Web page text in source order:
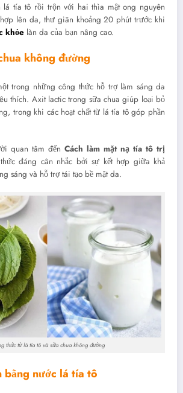
lá tía tô rồi trộn với hai thìa mật ong nguyên
lên da, thư giãn khoảng 20 phút trước khi
khỏe làn da của bạn nâng cao.
không đường
trong những công thức hỗ trợ làm sáng da
thích. Axit lactic trong sữa chua giúp loại bỏ
trong khi các hoạt chất từ lá tía tô góp phần
quan tâm đến Cách làm mặt nạ tía tô trị
đáng cân nhắc bởi sự kết hợp giữa khả
sáng và hỗ trợ tái tạo bề mặt da.
thức từ lá tía tô và sữa chua không đường
bằng nước lá tía tô